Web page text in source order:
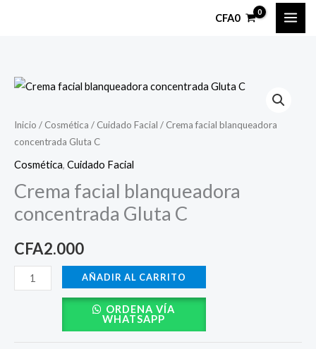
CFA0
Inicio / Cosmética / Cuidado Facial / Crema facial blanqueadora
concentrada Gluta C
Cosmética, Cuidado Facial
Crema facial blanqueadora
concentrada Gluta C
CFA2.000
Crema
blanqueadora
concentrada
Gluta
cantidad
AÑADIR AL CARRITO
ORDENA VÍA
WHATSAPP